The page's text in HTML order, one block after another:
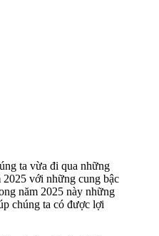
ta vừa đi qua những
2025 với những cung bậc
năm 2025 này những
chúng ta có được lợi